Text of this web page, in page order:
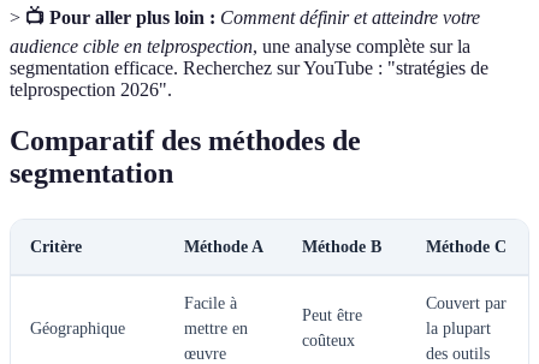
> 📺 Pour aller plus loin : Comment définir et atteindre votre
audience cible en telprospection, une analyse complète sur la
segmentation efficace. Recherchez sur YouTube : "stratégies de
telprospection 2026".
Comparatif des méthodes de
segmentation
Critère Méthode A Méthode B Méthode C
Géographique
Facile à
mettre en
œuvre
Peut être
coûteux
Couvert par
la plupart
des outils